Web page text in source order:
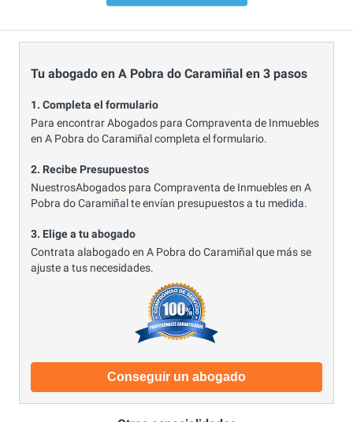
Tu abogado en A Pobra do Caramiñal en 3 pasos
1. Completa el formulario
Para encontrar Abogados para Compraventa de Inmuebles
en A Pobra do Caramiñal completa el formulario.
2. Recibe Presupuestos
NuestrosAbogados para Compraventa de Inmuebles en A
Pobra do Caramiñal te envían presupuestos a tu medida.
3. Elige a tu abogado
Contrata alabogado en A Pobra do Caramiñal que más se
ajuste a tus necesidades.
Conseguir un abogado